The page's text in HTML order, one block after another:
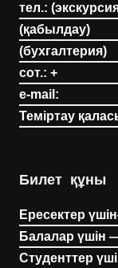
тел.:
(қабылдау)
(бухгалтерия)
сот.: +
e-mail:
Теміртау
Билет құны
Ересектер
Балалар үшін
Студенттер